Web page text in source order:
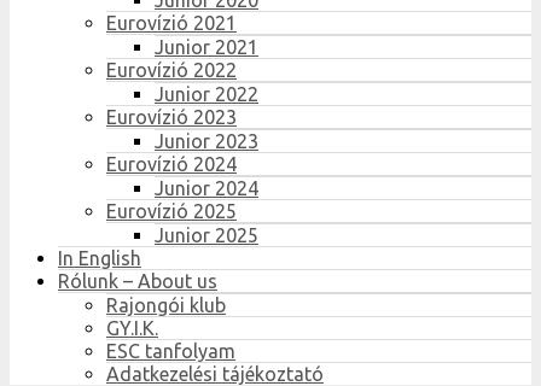
Eurovízió 2021
Junior 2021
Eurovízió 2022
Junior 2022
Eurovízió 2023
Junior 2023
Eurovízió 2024
Junior 2024
Eurovízió 2025
Junior 2025
In English
Rólunk – About us
Rajongói klub
GY.I.K.
ESC tanfolyam
Adatkezelési tájékoztató